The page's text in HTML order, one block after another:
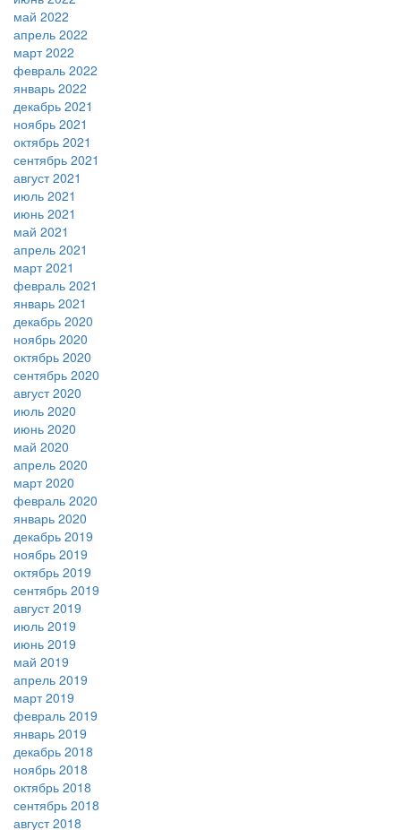
май 2022
апрель 2022
март 2022
февраль 2022
январь 2022
декабрь 2021
ноябрь 2021
октябрь 2021
сентябрь 2021
август 2021
июль 2021
июнь 2021
май 2021
апрель 2021
март 2021
февраль 2021
январь 2021
декабрь 2020
ноябрь 2020
октябрь 2020
сентябрь 2020
август 2020
июль 2020
июнь 2020
май 2020
апрель 2020
март 2020
февраль 2020
январь 2020
декабрь 2019
ноябрь 2019
октябрь 2019
сентябрь 2019
август 2019
июль 2019
июнь 2019
май 2019
апрель 2019
март 2019
февраль 2019
январь 2019
декабрь 2018
ноябрь 2018
октябрь 2018
сентябрь 2018
август 2018